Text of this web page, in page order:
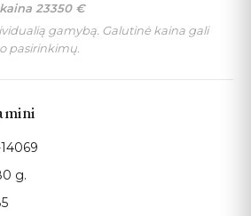
23350 €
gamybą. Galutinė kaina gali
pasirinkimų.
g.